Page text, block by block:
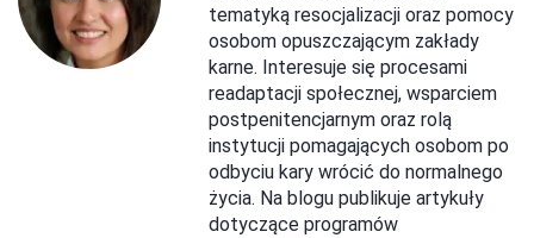
tematyką resocjalizacji oraz pomocy
osobom opuszczającym zakłady
karne. Interesuje się procesami
readaptacji społecznej, wsparciem
postpenitencjarnym oraz rolą
instytucji pomagających osobom po
odbyciu kary wrócić do normalnego
życia. Na blogu publikuje artykuły
dotyczące programów